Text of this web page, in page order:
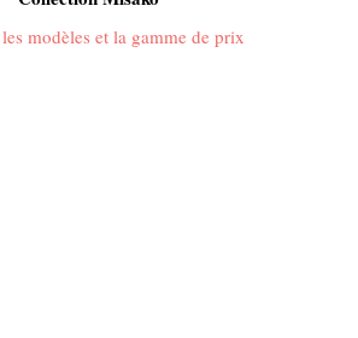
modèles et la gamme de prix